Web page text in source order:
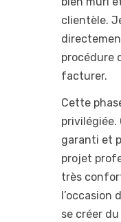
clientèle.
procédure
facturer.
Cette
privilégiée.
garanti et
projet
très
l’occasion
se créer